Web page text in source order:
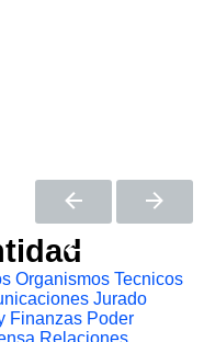
Organismos Tecnicos
Jurado
Finanzas Poder